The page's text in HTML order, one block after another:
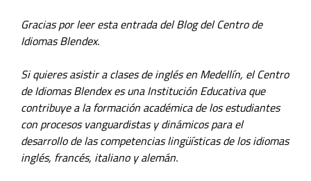
Gracias por leer esta entrada del Blog del Centro de
Idiomas Blendex.
Si quieres asistir a clases de inglés en Medellín, el Centro
de Idiomas Blendex es una Institución Educativa que
contribuye a la formación académica de los estudiantes
con procesos vanguardistas y dinámicos para el
desarrollo de las competencias lingüísticas de los idiomas
inglés, francés, italiano y alemán.